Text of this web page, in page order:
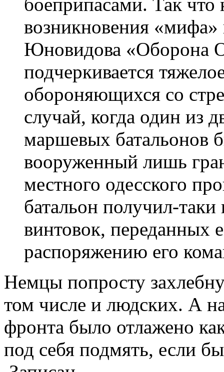
боеприпасами. Так что
возникновения «мифа»
Юновидова «Оборона
подчеркивается
обороняющихся со
случай, когда один из
маршевых батальонов
вооруженный лишь
местного одесского
батальон получил-таки
винтовок, переданных
распоряжению его
Немцы попросту
том числе и людских. А
фронта было отлажено
под себя подмять, если